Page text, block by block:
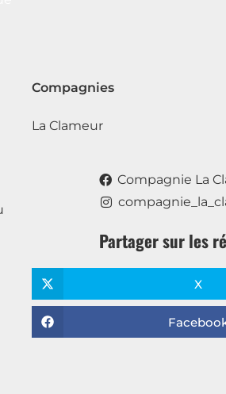
Compagnies
La Clameur
Compagnie La
Partager sur les
X